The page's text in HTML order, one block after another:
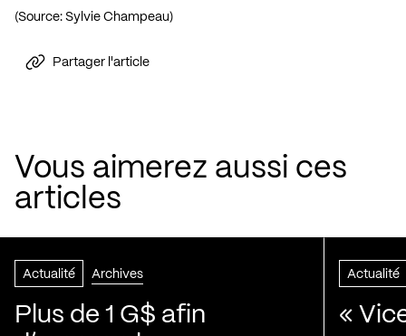
(Source: Sylvie Champeau)
Partager l'article
Vous aimerez aussi ces
articles
Actualité Archives
Plus de 1 G$ afin
Actualité
«